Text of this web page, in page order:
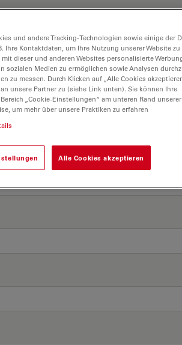
und andere Tracking-Technologien sowie einige der
Ihre Kontaktdaten, um Ihre Nutzung unserer Website zu
dieser und anderen Websites personalisierte
sozialen Medien zu ermöglichen sowie Analysen
zu messen. Durch Klicken auf „Alle Cookies
unsere Partner zu (siehe Link unten). Sie können Ihre
„Cookie-Einstellungen“ am unteren Rand
um mehr über unsere Praktiken zu erfahren
Alle Cookies akzeptieren